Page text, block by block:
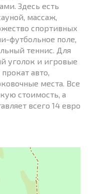
Здесь есть
массаж,
спортивных
футбольное поле,
теннис. Для
уголок и игровые
авто,
места. Все
стоимость, а
всего 14 евро